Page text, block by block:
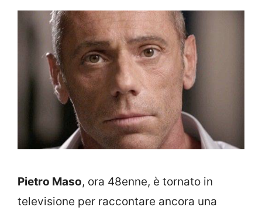
Pietro Maso, ora 48enne, è tornato in
televisione per raccontare ancora una